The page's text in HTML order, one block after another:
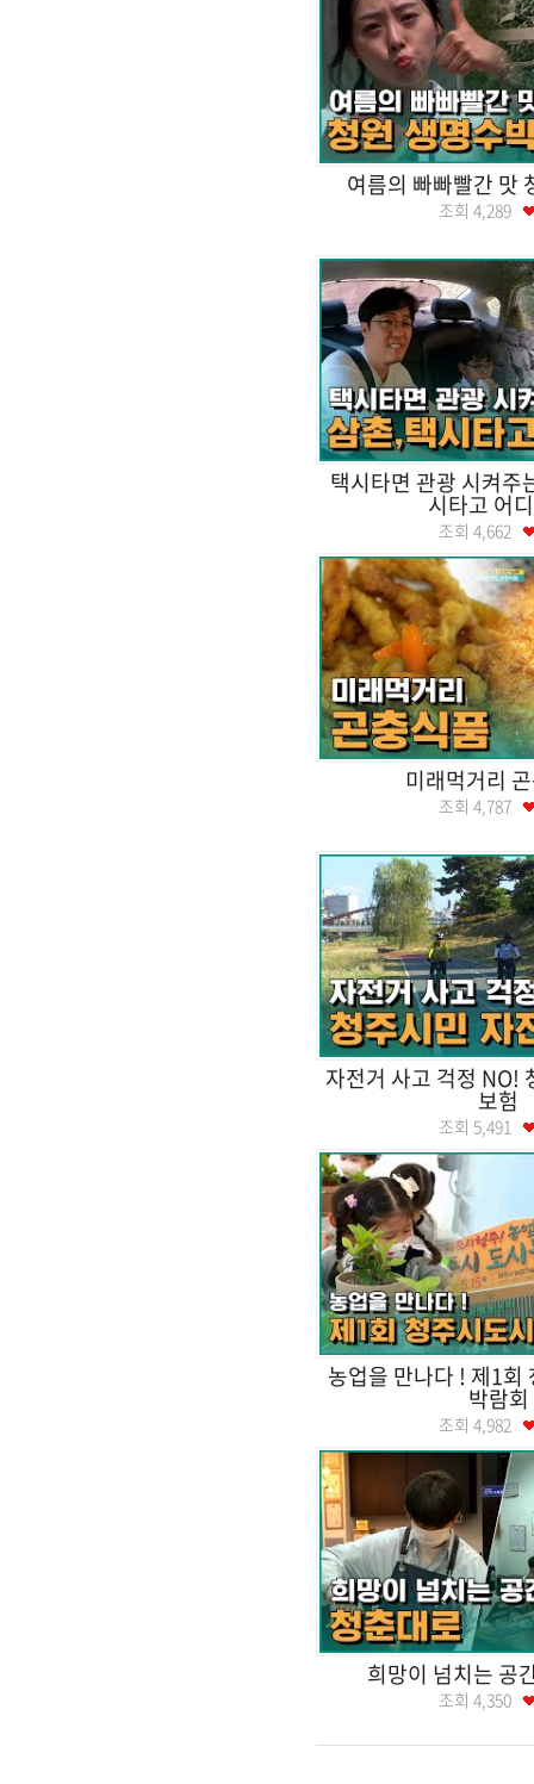
여름의 빠빠빨간 맛
조회 4,289
택시타면 관광 시켜주
시타고 어
조회 4,662
미래먹거리
조회 4,787
자전거 사고 걱정 NO!
보험
조회 5,491
농업을 만나다 ! 제1회
박람회
조회 4,982
희망이 넘치는 공
조회 4,350